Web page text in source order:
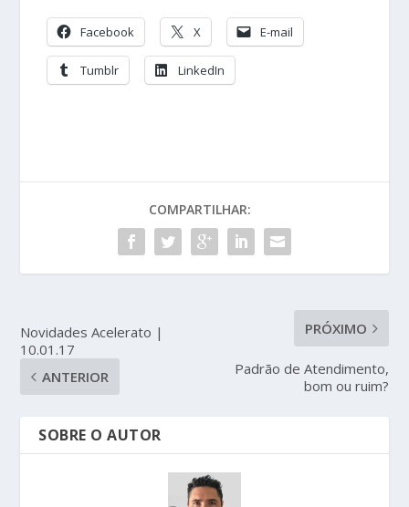
Facebook X E-mail
Tumblr LinkedIn
COMPARTILHAR:
Novidades Acelerato |
10.01.17
ANTERIOR
PRÓXIMO
Padrão de Atendimento,
bom ou ruim?
SOBRE O AUTOR